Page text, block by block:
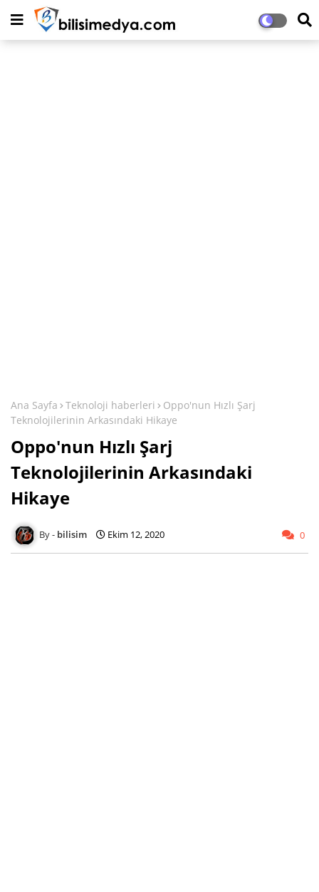
Ana Sayfa Teknoloji haberleri
Oppo'nun Hızlı Şarj
Teknolojilerinin Arkasındaki Hikaye
Oppo'nun Hızlı Şarj
Teknolojilerinin Arkasındaki
Hikaye
bilisim Ekim 12, 2020 0